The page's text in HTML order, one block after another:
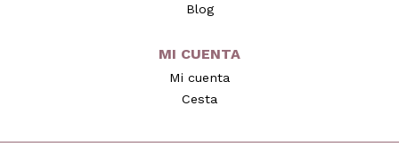
Blog
MI CUENTA
Mi cuenta
Cesta